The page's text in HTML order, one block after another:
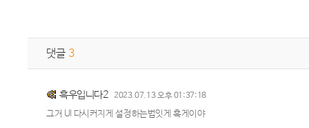
댓글 3
흑우입니다2 2023.07.13 오후 01:37:18
그거 UI 다시커지게 설정하는법잇게 흑게이야